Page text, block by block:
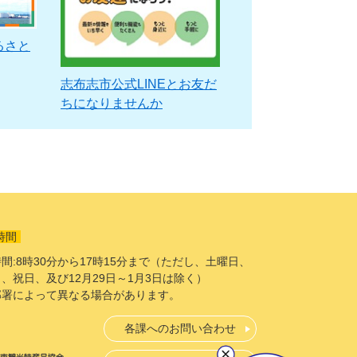
さと
志布志市公式LINEとお友だ
ちになりませんか
間
:8時30分から17時15分まで（ただし、土曜日、
祝日、及び12月29日～1月3日は除く）
によって異なる場合があります。
各課へのお問い合わせ